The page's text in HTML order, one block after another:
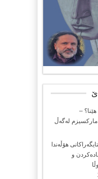
–
مارکسیزم لەگەڵ
هۆڵەندا
و